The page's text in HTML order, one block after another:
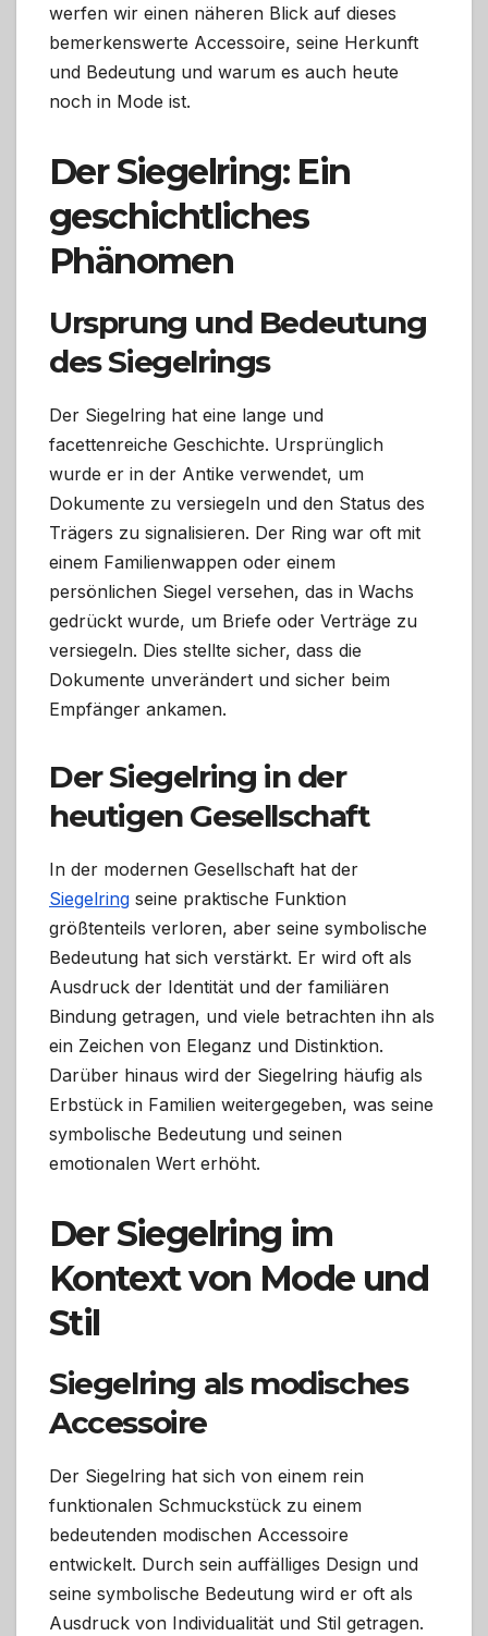
werfen wir einen näheren Blick auf dieses
bemerkenswerte Accessoire, seine Herkunft
und Bedeutung und warum es auch heute
noch in Mode ist.
Der Siegelring: Ein
geschichtliches
Phänomen
Ursprung und Bedeutung
des Siegelrings
Der Siegelring hat eine lange und
facettenreiche Geschichte. Ursprünglich
wurde er in der Antike verwendet, um
Dokumente zu versiegeln und den Status des
Trägers zu signalisieren. Der Ring war oft mit
einem Familienwappen oder einem
persönlichen Siegel versehen, das in Wachs
gedrückt wurde, um Briefe oder Verträge zu
versiegeln. Dies stellte sicher, dass die
Dokumente unverändert und sicher beim
Empfänger ankamen.
Der Siegelring in der
heutigen Gesellschaft
In der modernen Gesellschaft hat der
Siegelring seine praktische Funktion
größtenteils verloren, aber seine symbolische
Bedeutung hat sich verstärkt. Er wird oft als
Ausdruck der Identität und der familiären
Bindung getragen, und viele betrachten ihn als
ein Zeichen von Eleganz und Distinktion.
Darüber hinaus wird der Siegelring häufig als
Erbstück in Familien weitergegeben, was seine
symbolische Bedeutung und seinen
emotionalen Wert erhöht.
Der Siegelring im
Kontext von Mode und
Stil
Siegelring als modisches
Accessoire
Der Siegelring hat sich von einem rein
funktionalen Schmuckstück zu einem
bedeutenden modischen Accessoire
entwickelt. Durch sein auffälliges Design und
seine symbolische Bedeutung wird er oft als
Ausdruck von Individualität und Stil getragen.